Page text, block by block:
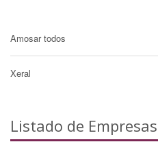
Amosar todos
Xeral
Listado de Empresas